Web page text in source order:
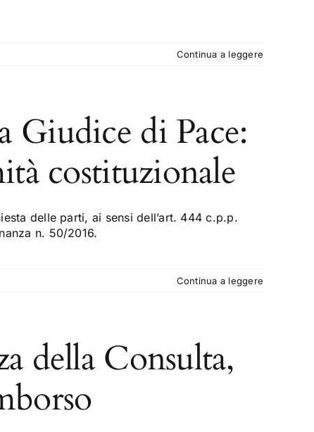
Continua a leggere
Giudice di Pace:
costituzionale
delle parti, ai sensi dell’art. 444 c.p.p.
n. 50/2016.
Continua a leggere
della Consulta,